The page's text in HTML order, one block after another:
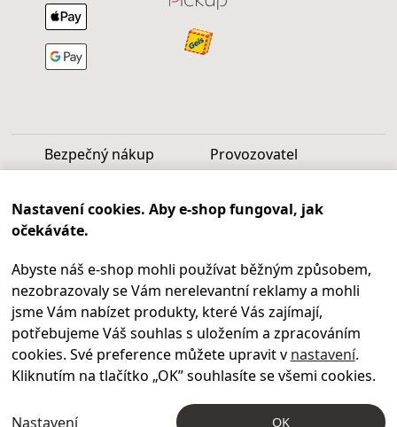
Bezpečný nákup Provozovatel
Infolinka
Po - Pá 9.00 - 17.00
+420469 621 252
Kontakty
Kariéra
© 2004 – 2026
Nastavení cookies. Aby e-shop fungoval, jak
očekáváte.
Abyste náš e-shop mohli používat běžným způsobem,
nezobrazovaly se Vám nerelevantní reklamy a mohli
jsme Vám nabízet produkty, které Vás zajímají,
potřebujeme Váš souhlas s uložením a zpracováním
cookies. Své preference můžete upravit v nastavení.
Kliknutím na tlačítko „OK” souhlasíte se všemi cookies.
Nastavení OK